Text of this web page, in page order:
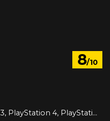
8/10
3DS, Android, PC, PlayStation 3, PlayStation 4, PlayStation 5, Switch, Switch 2, VITA, Wii U, Xbox 360, Xbox One, Xbox Series, iOS